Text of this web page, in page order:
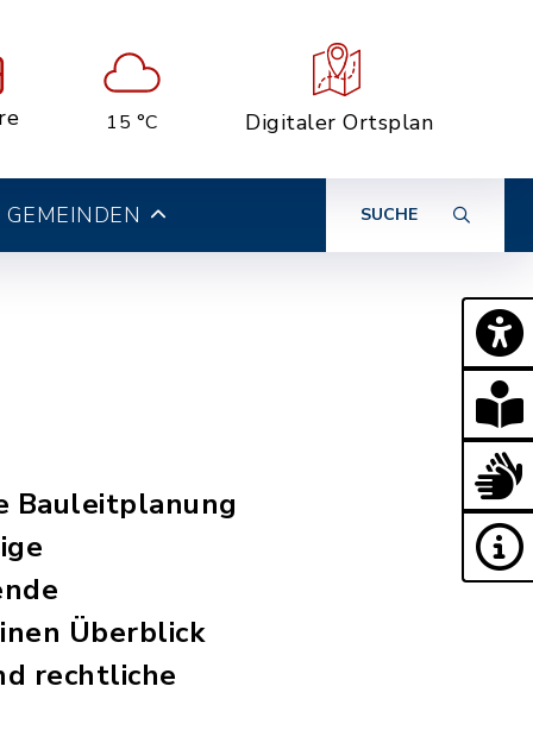
15 °C Digitaler Ortsplan
SUCHE
Bauleitplanung
Überblick
rechtliche